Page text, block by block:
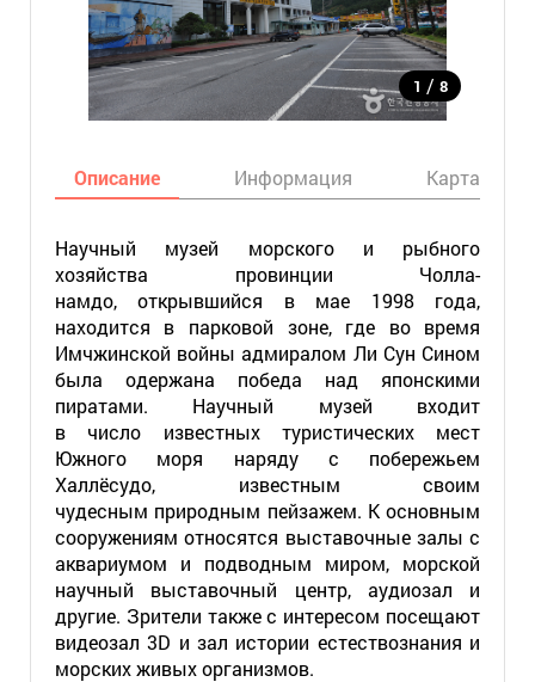
1 / 8
Описание Информация Карта
Научный музей морского и рыбного
хозяйства провинции Чолла-
намдо, открывшийся в мае 1998 года,
находится в парковой зоне, где во время
Имчжинской войны адмиралом Ли Сун Cином
была одержана победа над японскими
пиратами. Научный музей входит
в число известных туристических мест
Южного моря наряду с побережьем
Халлёсудо, известным своим
чудесным природным пейзажем. К основным
сооружениям относятся выставочные залы с
аквариумом и подводным миром, морской
научный выставочный центр, аудиозал и
другие. Зрители также с интересом посещают
видеозал 3D и зал истории естествознания и
морских живых организмов.